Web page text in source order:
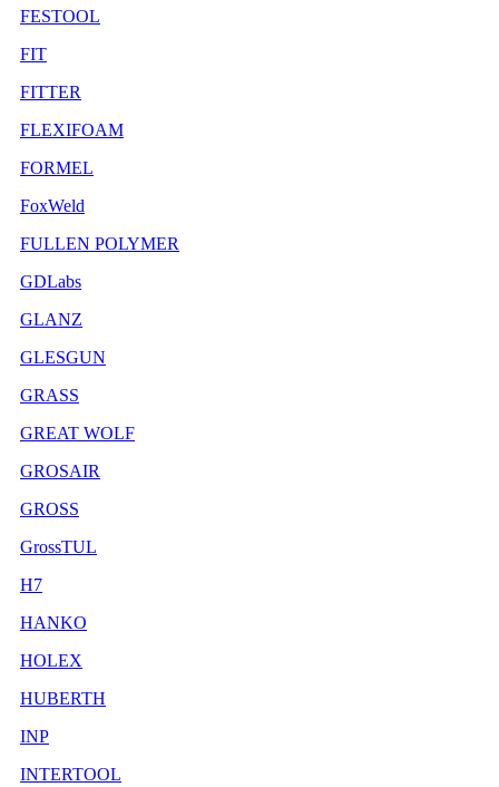
FESTOOL
FIT
FITTER
FLEXIFOAM
FORMEL
FoxWeld
FULLEN POLYMER
GDLabs
GLANZ
GLESGUN
GRASS
GREAT WOLF
GROSAIR
GROSS
GrossTUL
H7
HANKO
HOLEX
HUBERTH
INP
INTERTOOL